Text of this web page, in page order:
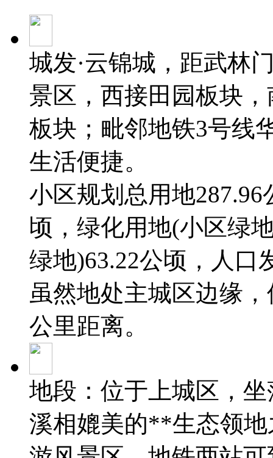
城发·云锦城，距武林
景区，西接田园板块
板块；毗邻地铁3号线
生活便捷。
小区规划总用地
顷，绿化用地(小区绿
绿地)63.22公顷，人口
虽然地处主城区边缘
公里距离。
地段：位于上城区，
溪相媲美的**生态领